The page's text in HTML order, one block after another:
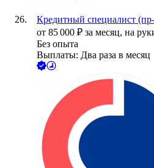
Кредитный специалист
от 85 000 ₽ за месяц, на
Без опыта
Выплаты: Два раза в месяц